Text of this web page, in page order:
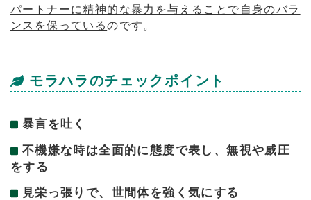
パートナーに精神的な暴力を与えることで自身のバラ
ンスを保っているのです。
モラハラのチェックポイント
暴言を吐く
不機嫌な時は全面的に態度で表し、無視や威圧
をする
見栄っ張りで、世間体を強く気にする